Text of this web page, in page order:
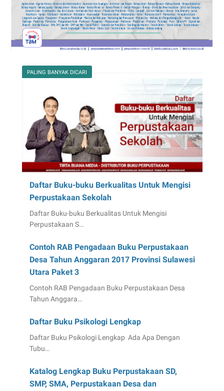
PALING BANYAK DICARI
Daftar Buku-buku Berkualitas Untuk Mengisi
Perpustakaan Sekolah
Daftar Buku-buku Berkualitas Untuk Mengisi
Perpustakaan S…
Contoh RAB Pengadaan Buku Perpustakaan
Desa Tahun Anggaran 2017 Provinsi Sulawesi
Utara Paket 3
Contoh RAB Pengadaan Buku Perpustakaan Desa
Tahun Anggara…
Daftar Buku Psikologi Lengkap
Daftar Buku Psikologi Lengkap Ada Apa Dengan
Tubu…
Katalog Lengkap Buku Perpustakaan SD,
SMP, SMA, Perpustakaan Desa dan